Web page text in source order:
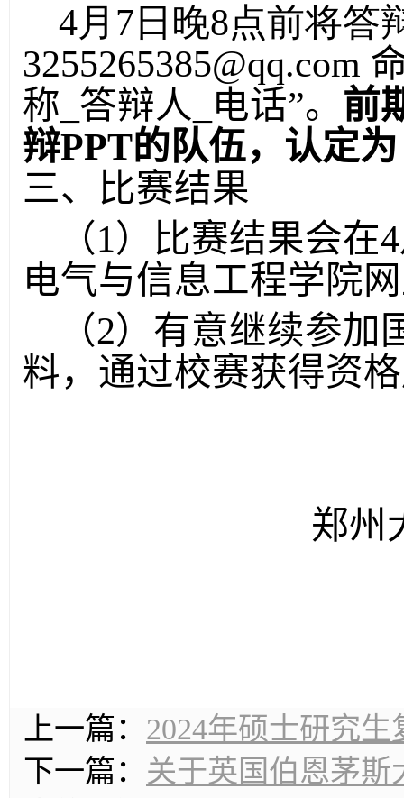
4月7日晚8点前将答
3255265385@qq.com
称_答辩人_电话”。 前
辩PPT的队伍，认定
三、比赛结果
（1）比赛结果会
电气与信息工程学院
（2）有意继续参
料，通过校赛获得资
郑州
上一篇： 2024年硕士研究
下一篇： 关于英国伯恩茅